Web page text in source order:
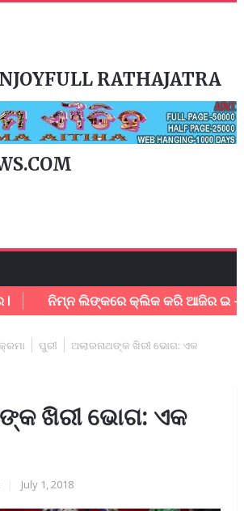
RATHAJATRA
ନିମ୍ନ ଲିଙ୍କରେ କ୍ଲିକ କରି ଆଜିର ଇ – ପେପର
ପୁରୀ
ଅଲାରନାଥଙ୍କ ଖିରୀ ଭୋଗ: ଏକ
ଖିରୀ ଭୋଗ: ଏକ
July 1, 2018